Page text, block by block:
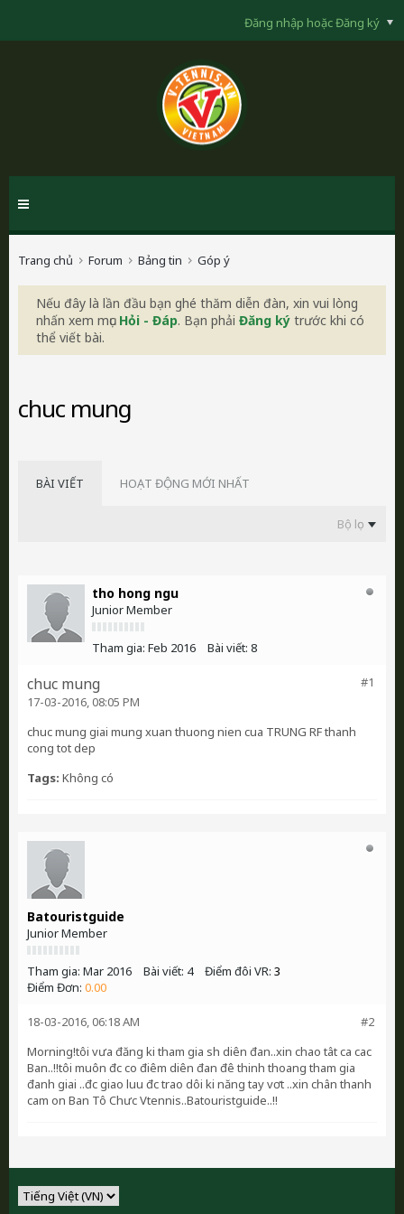
Đăng nhập hoặc Đăng ký
Trang chủ Forum Bảng tin Góp ý
Nếu đây là lần đầu bạn ghé thăm diễn đàn, xin vui lòng
nhấn xem mục Hỏi - Đáp. Bạn phải Đăng ký trước khi có
thể viết bài.
chuc mung
BÀI VIẾT HOẠT ĐỘNG MỚI NHẤT
Bộ lọc
tho hong ngu
Junior Member
Tham gia: Feb 2016 Bài viết: 8
#1
chuc mung
17-03-2016, 08:05 PM
chuc mung giai mung xuan thuong nien cua TRUNG RF thanh
cong tot dep
Tags: Không có
Batouristguide
Junior Member
Tham gia: Mar 2016 Bài viết: 4 Điểm đôi VR: 3
Điểm Đơn: 0.00
#2
18-03-2016, 06:18 AM
Morning!tôi vưa đăng ki tham gia sh diên đan..xin chao tât ca cac
Ban..!!tôi muôn đc co điêm diên đan đê thinh thoang tham gia
đanh giai ..đc giao luu đc trao dôi ki năng tay vơt ..xin chân thanh
cam on Ban Tô Chưc Vtennis..Batouristguide..!!